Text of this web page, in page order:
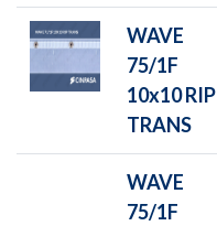
WAVE
75/1F
10x10 RIP
TRANS
WAVE
75/1F